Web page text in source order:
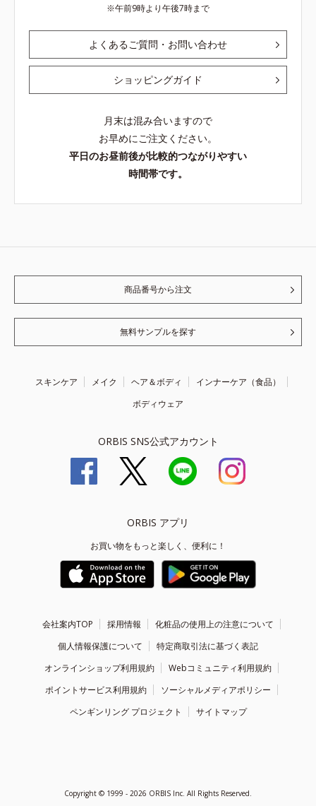
午前9時より午後7時まで
よくあるご質問・お問い合わせ
ショッピングガイド
月末は混み合いますので
お早めにご注文ください。
平日のお昼前後が比較的つながりやすい
時間帯です。
商品番号から注文
無料サンプルを探す
スキンケア メイク ヘア＆ボディ
インナーケア（食品）
ボディウェア
ORBIS SNS公式アカウント
ORBIS アプリ
お買い物をもっと楽しく、便利に！
会社案内TOP 採用情報
化粧品の使用上の注意について
個人情報保護について
特定商取引法に基づく表記
オンラインショップ利用規約
Webコミュニティ利用規約
ポイントサービス利用規約
ソーシャルメディアポリシー
ペンギンリング プロジェクト
サイトマップ
Copyright © 1999 - 2026 ORBIS Inc. All Rights Reserved.